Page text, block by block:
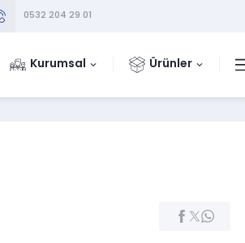
0532 204 29 01
Kurumsal Ürünler